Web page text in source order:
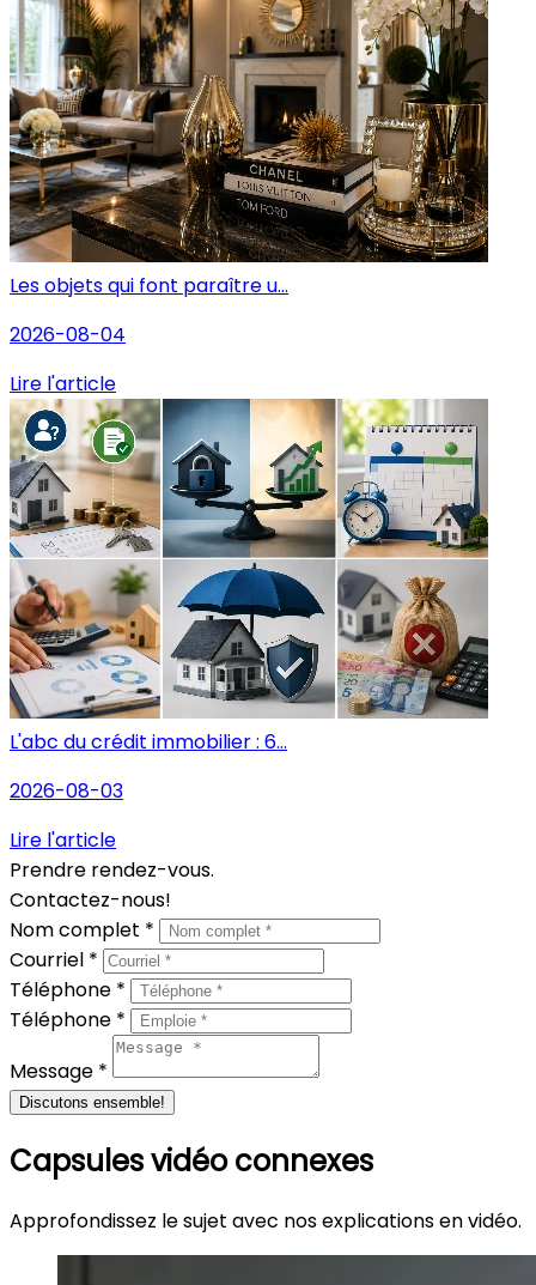
Les objets qui font paraître u...
2026-08-04
Lire l'article
L'abc du crédit immobilier : 6...
2026-08-03
Lire l'article
Prendre rendez-vous.
Contactez-nous!
Nom complet *
Courriel *
Téléphone *
Téléphone *
Message *
Discutons ensemble!
Capsules vidéo connexes
Approfondissez le sujet avec nos explications en vidéo.